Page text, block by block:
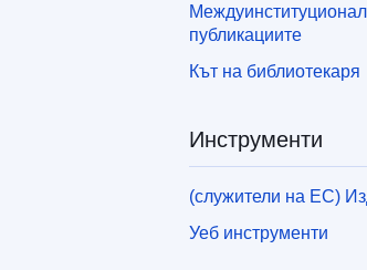
публикациите
Кът на библиотекаря
Инструменти
(служители на ЕС)
Уеб инструменти